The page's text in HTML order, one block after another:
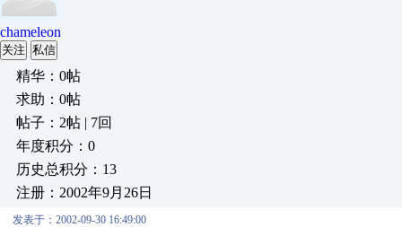
chameleon
关注 私信
精华：0帖
求助：0帖
帖子：2帖 | 7回
年度积分：0
历史总积分：13
注册：2002年9月26日
发表于：2002-09-30 16:49:00